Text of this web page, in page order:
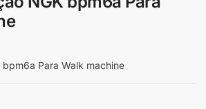
Para Walk machine